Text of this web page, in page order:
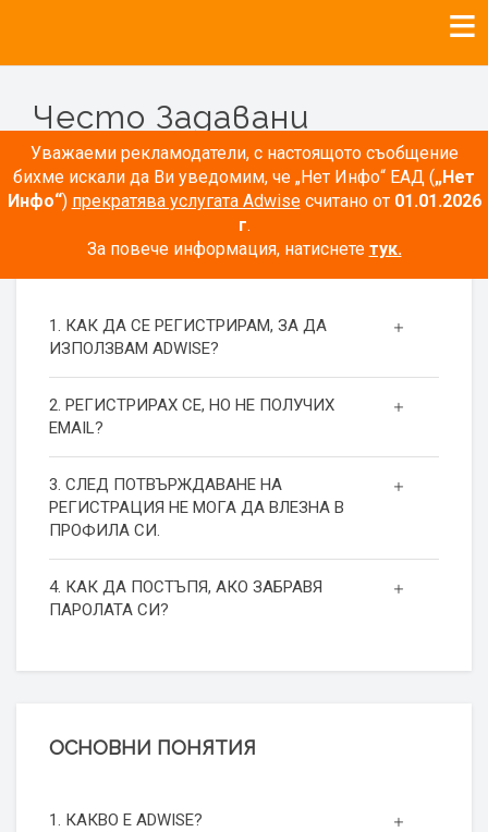
Уважаеми рекламодатели, с настоящото съобщение
бихме искали да Ви уведомим, че „Нет Инфо“ ЕАД („Нет
Инфо“) прекратява услугата Adwiseсчитано от 01.01.2026
г.
За повече информация, натиснете тук.
Често Задавани
Въпроси
РЕГИСТРАЦИЯ
1. КАК ДА СЕ РЕГИСТРИРАМ, ЗА ДА
ИЗПОЛЗВАМ ADWISE?
2. РЕГИСТРИРАХ СЕ, НО НЕ ПОЛУЧИХ
EMAIL?
3. СЛЕД ПОТВЪРЖДАВАНЕ НА
РЕГИСТРАЦИЯ НЕ МОГА ДА ВЛЕЗНА В
ПРОФИЛА СИ.
4. КАК ДА ПОСТЪПЯ, АКО ЗАБРАВЯ
ПАРОЛАТА СИ?
ОСНОВНИ ПОНЯТИЯ
1. КАКВО Е ADWISE?